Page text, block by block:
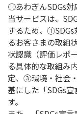
○あわぎんSDGs対
当サービスは、
するため、
るお客さまの取組
状認識（評価レポ
る具体的な取組み
定、③環境・社会
基にした「SDGs
す。